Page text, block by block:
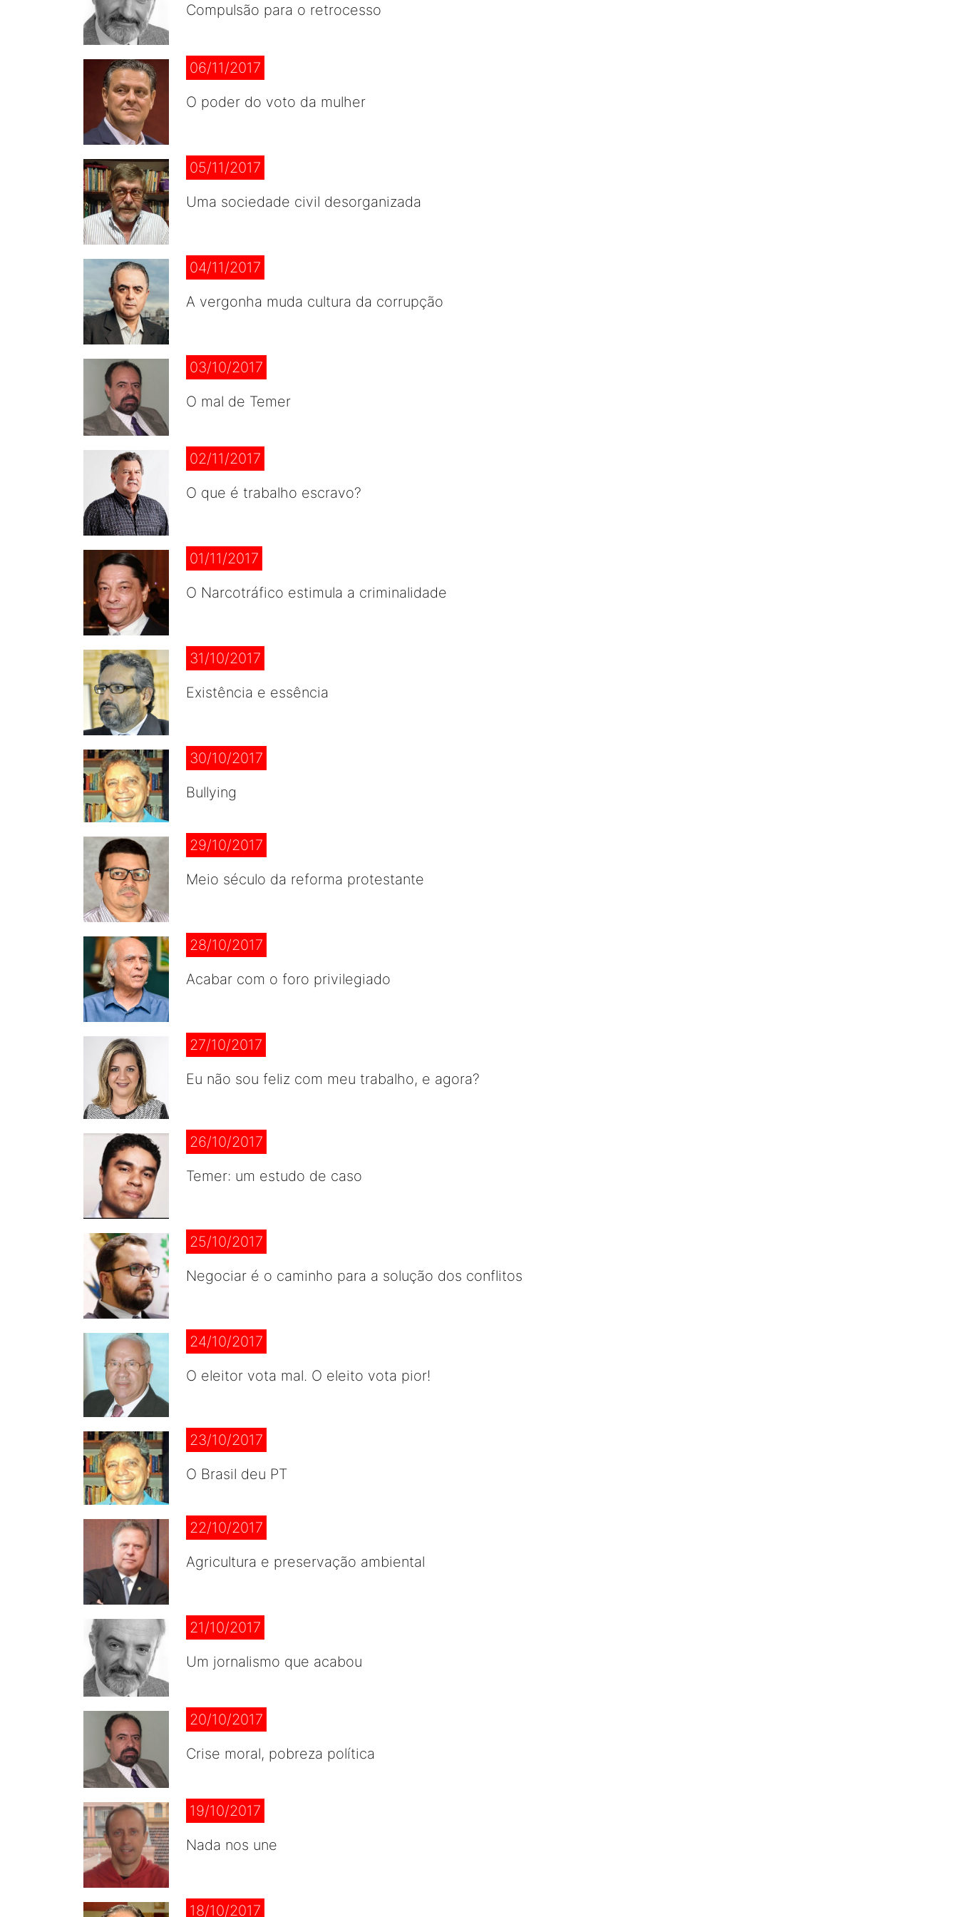
Compulsão para o retrocesso
06/11/2017
O poder do voto da mulher
05/11/2017
Uma sociedade civil desorganizada
04/11/2017
A vergonha muda cultura da corrupção
03/10/2017
O mal de Temer
02/11/2017
O que é trabalho escravo?
01/11/2017
O Narcotráfico estimula a criminalidade
31/10/2017
Existência e essência
30/10/2017
Bullying
29/10/2017
Meio século da reforma protestante
28/10/2017
Acabar com o foro privilegiado
27/10/2017
Eu não sou feliz com meu trabalho, e agora?
26/10/2017
Temer: um estudo de caso
25/10/2017
Negociar é o caminho para a solução dos conflitos
24/10/2017
O eleitor vota mal. O eleito vota pior!
23/10/2017
O Brasil deu PT
22/10/2017
Agricultura e preservação ambiental
21/10/2017
Um jornalismo que acabou
20/10/2017
Crise moral, pobreza política
19/10/2017
Nada nos une
18/10/2017